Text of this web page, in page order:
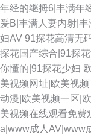
年经的继拇6|丰满年
爰B|丰满人妻内射|
妇AV 91探花高清无
探花国产综合|91探
你懂的|91探花少妇
美视频网址|欧美视
动漫|欧美视频一区|
美视频在线观看免费
a|www成人AV|www